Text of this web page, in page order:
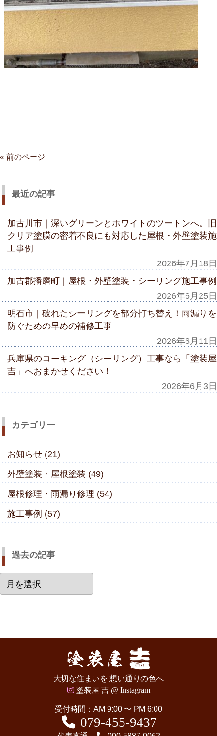
« 前のページ
最近の記事
加古川市｜深いグリーンとホワイトのツートンへ。旧
クリア塗膜の密着不良にも対応した屋根・外壁塗装施
工事例
2026年7月18日
加古郡播磨町｜屋根・外壁塗装・シーリング施工事例
2026年6月25日
明石市｜破れたシーリングを部分打ち替え！雨漏りを
防ぐための早めの補修工事
2026年6月11日
兵庫県のコーキング（シーリング）工事なら「塗装屋
吉」へおまかせください！
2026年6月3日
カテゴリー
お知らせ (21)
外壁塗装・屋根塗装 (49)
屋根修理・雨漏り修理 (54)
施工事例 (57)
過去の記事
去
大切な住まいを 想い通りの色へ
塗装屋 吉 @ Instagram
受付時間：AM 9:00 〜 PM 6:00
079-455-9437